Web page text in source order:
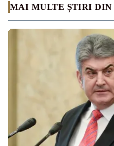
MAI MULTE ȘTIRI DIN